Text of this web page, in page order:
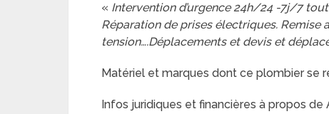
« Intervention d’urgence 24h/24 -7j/7
Réparation de prises électriques. Remise
tension….Déplacements et devis et
Matériel et marques dont ce plombier se
Infos juridiques et financières à propos de